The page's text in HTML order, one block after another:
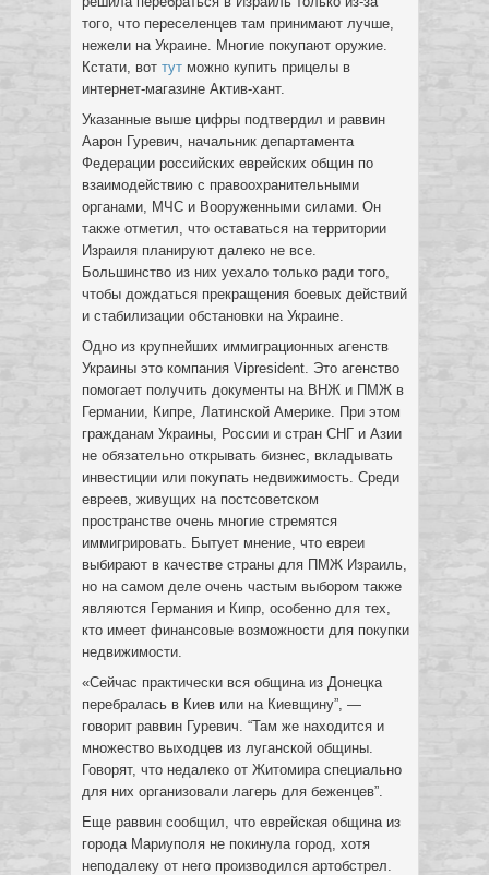
того, что переселенцев там принимают лучше,
нежели на Украине. Многие покупают оружие.
Кстати, вот тут можно купить прицелы в
интернет-магазине Актив-хант.
Указанные выше цифры подтвердил и раввин
Аарон Гуревич, начальник департамента
Федерации российских еврейских общин по
взаимодействию с правоохранительными
органами, МЧС и Вооруженными силами. Он
также отметил, что оставаться на территории
Израиля планируют далеко не все.
Большинство из них уехало только ради того,
чтобы дождаться прекращения боевых действий
и стабилизации обстановки на Украине.
Одно из крупнейших иммиграционных агенств
Украины это компания Vipresident. Это агенство
помогает получить документы на ВНЖ и ПМЖ в
Германии, Кипре, Латинской Америке. При этом
гражданам Украины, России и стран СНГ и Азии
не обязательно открывать бизнес, вкладывать
инвестиции или покупать недвижимость. Среди
евреев, живущих на постсоветском
пространстве очень многие стремятся
иммигрировать. Бытует мнение, что евреи
выбирают в качестве страны для ПМЖ Израиль,
но на самом деле очень частым выбором также
являются Германия и Кипр, особенно для тех,
кто имеет финансовые возможности для покупки
недвижимости.
«Сейчас практически вся община из Донецка
перебралась в Киев или на Киевщину”, —
говорит раввин Гуревич. “Там же находится и
множество выходцев из луганской общины.
Говорят, что недалеко от Житомира специально
для них организовали лагерь для беженцев”.
Еще раввин сообщил, что еврейская община из
города Мариуполя не покинула город, хотя
неподалеку от него производился артобстрел.